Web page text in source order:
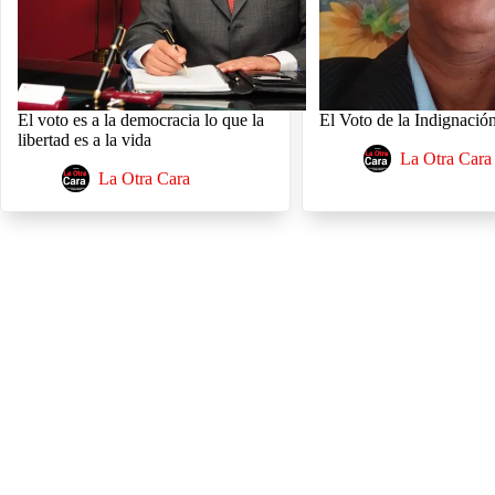
El voto es a la democracia lo que la
libertad es a la vida
La Otra Cara
El Voto de la
La Otra Cara